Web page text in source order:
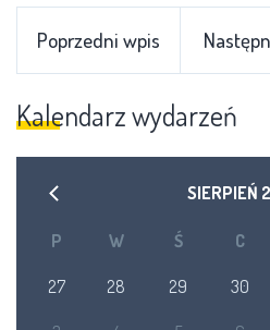
Poprzedni wpis
Kalendarz wydarzeń
SIERPIEŃ
P W Ś C
27 28 29 30